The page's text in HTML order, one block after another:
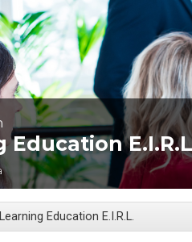
Education
Education E.I.R.L.
Área
de Riesgos
La
Artículo